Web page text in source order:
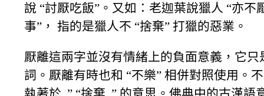
說 “討厭吃飯”。又如：老迦葉說獵人 “亦不
事”， 指的是獵人不 “捨棄” 打獵的惡業。
厭離這兩字並沒有情緒上的負面意義，它只
詞。厭離有時也和 “不樂” 相併對照使用。
執著於..” “捨棄..” 的意思。佛典中的古漢語